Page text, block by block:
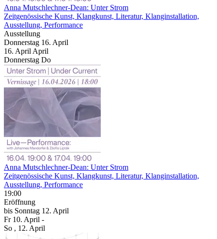
Anna Mutschlechner-Dean: Unter Strom
Zeitgenössische Kunst, Klangkunst, Literatur, Klanginstallation,
Ausstellung, Performance
Ausstellung
Donnerstag 16. April
16. April April
Donnerstag Do
Anna Mutschlechner-Dean: Unter Strom
Zeitgenössische Kunst, Klangkunst, Literatur, Klanginstallation,
Ausstellung, Performance
19:00
Eröffnung
bis Sonntag 12. April
Fr 10. April -
So , 12. April